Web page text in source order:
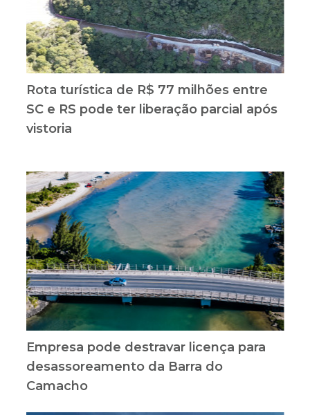
Rota turística de R$ 77 milhões entre
SC e RS pode ter liberação parcial após
vistoria
Empresa pode destravar licença para
desassoreamento da Barra do
Camacho